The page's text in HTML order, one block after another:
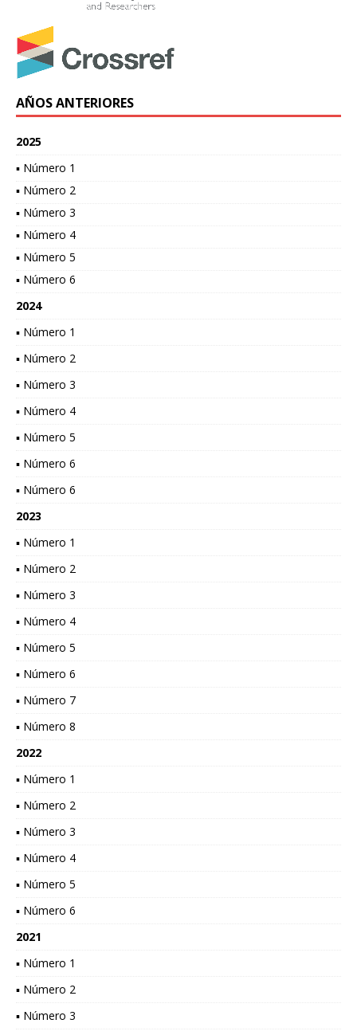
AÑOS ANTERIORES
2025
▪ Número 1
▪ Número 2
▪ Número 3
▪ Número 4
▪ Número 5
▪ Número 6
2024
▪ Número 1
▪ Número 2
▪ Número 3
▪ Número 4
▪ Número 5
▪ Número 6
▪ Número 6
2023
▪ Número 1
▪ Número 2
▪ Número 3
▪ Número 4
▪ Número 5
▪ Número 6
▪ Número 7
▪ Número 8
2022
▪ Número 1
▪ Número 2
▪ Número 3
▪ Número 4
▪ Número 5
▪ Número 6
2021
▪ Número 1
▪ Número 2
▪ Número 3